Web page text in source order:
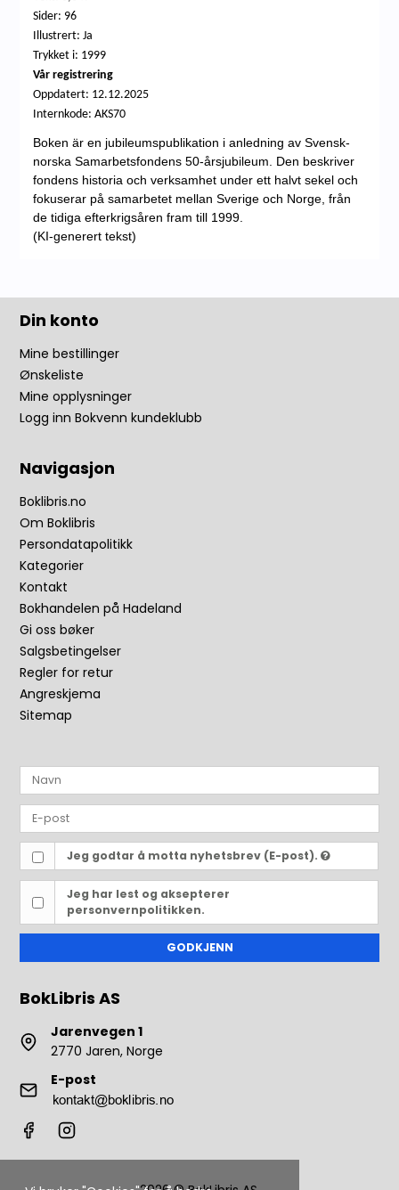
Sider: 96
Illustrert: Ja
Trykket i: 1999
Vår registrering
Oppdatert: 12.12.2025
Internkode: AKS70
Boken är en jubileumspublikation i anledning av Svensk-
norska Samarbetsfondens 50-årsjubileum. Den beskriver
fondens historia och verksamhet under ett halvt sekel och
fokuserar på samarbetet mellan Sverige och Norge, från
de tidiga efterkrigsåren fram till 1999.
(KI-generert tekst)
Din konto
Mine bestillinger
Ønskeliste
Mine opplysninger
Logg inn Bokvenn kundeklubb
Navigasjon
Boklibris.no
Om Boklibris
Persondatapolitikk
Kategorier
Kontakt
Bokhandelen på Hadeland
Gi oss bøker
Salgsbetingelser
Regler for retur
Angreskjema
Sitemap
Jeg godtar å motta nyhetsbrev (E-post).
Jeg har lest og aksepterer
personvernpolitikken.
GODKJENN
BokLibris AS
Jarenvegen 1
2770 Jaren, Norge
E-post